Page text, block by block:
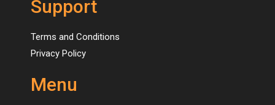
Support
Terms and Conditions
Privacy Policy
Menu